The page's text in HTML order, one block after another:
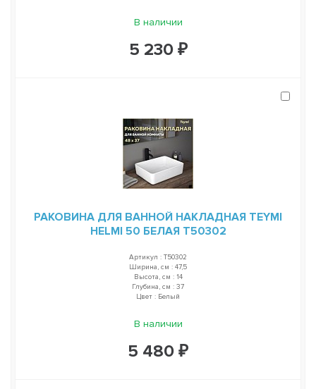
В наличии
5 230 ₽
РАКОВИНА ДЛЯ ВАННОЙ НАКЛАДНАЯ TEYMI
HELMI 50 БЕЛАЯ T50302
Артикул : T50302
Ширина, см : 47,5
Высота, см : 14
Глубина, см : 37
Цвет : Белый
В наличии
5 480 ₽